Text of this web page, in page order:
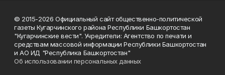
© 2015-2026 Официальный сайт общественно-политической
газеты Кугарчинского района Республики Башкортостан
"Кугарчинские вести". Учредители: Агентство по печати и
средствам массовой информации Республики Башкортостан
и АО ИД "Республика Башкортостан"
Об использовании персональных данных